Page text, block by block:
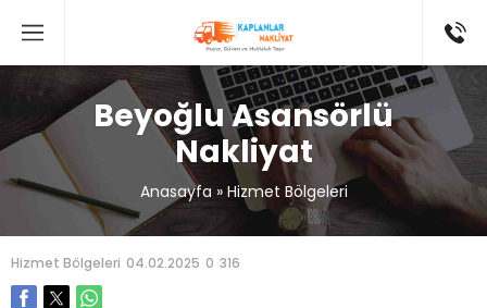
Beyoğlu Asansörlü
Nakliyat
Anasayfa» Hizmet Bölgeleri
Hizmet Bölgeleri 04.02.2025 0 316